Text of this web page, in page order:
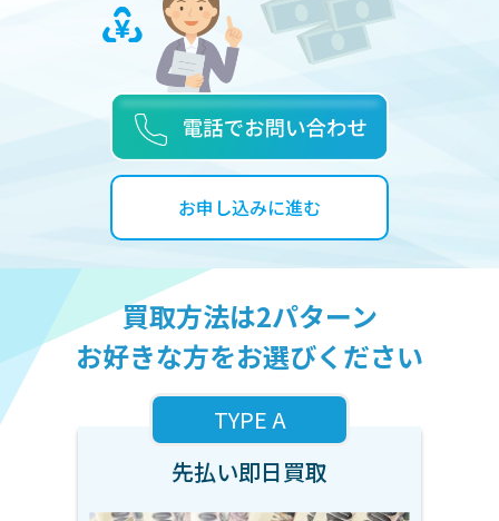
お申し込みに進む
買取方法は2パターン
お好きな方をお選びください
TYPE A
先払い即日買取